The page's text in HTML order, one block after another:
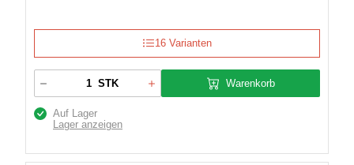
16 Varianten
STK Warenkorb
Auf Lager
Lager anzeigen